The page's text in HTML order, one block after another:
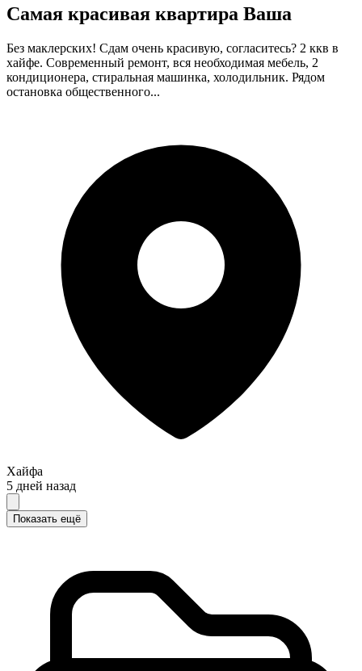
Самая красивая квартира Ваша
Без маклерских! Сдам очень красивую, согласитесь? 2 ккв в
хайфе. Современный ремонт, вся необходимая мебель, 2
кондиционера, стиральная машинка, холодильник. Рядом
остановка общественного...
Хайфа
5 дней назад
Показать ещё